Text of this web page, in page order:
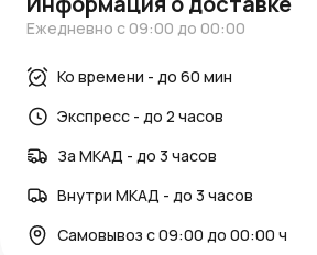
Ежедневно с 09:00 до 00:00
Ко времени - до 60 мин
Экспресс - до 2 часов
За МКАД - до 3 часов
Внутри МКАД - до 3 часов
Самовывоз с 09:00 до 00:00 ч